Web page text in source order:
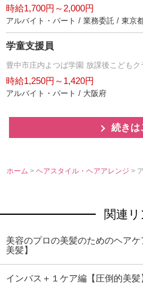
時給1,700円～2,000円
アルバイト・パート / 業務委託 / 東京
学童支援員
豊中市庄内よつば学園 放課後こどもク
時給1,250円～1,420円
アルバイト・パート / 大阪府
続きは
ホーム >ヘアスタイル・ヘアアレンジ>
関連リ
美容のプロの美髪のためのヘア
美髪】
インバス＋１ケア編【圧倒的美髪